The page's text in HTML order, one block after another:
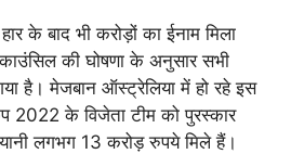
के बाद भी करोड़ों का ईनाम मिला
की घोषणा के अनुसार सभी
है। मेजबान ऑस्ट्रेलिया में हो रहे इस
2022 के विजेता टीम को पुरस्कार
लगभग 13 करोड़ रुपये मिले हैं।